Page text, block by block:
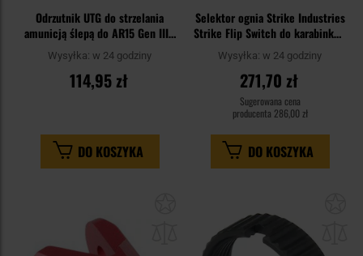
Odrzutnik UTG do strzelania
amunicją ślepą do AR15 Gen III -
Yellow
Wysyłka: w 24 godziny
114,95 zł
DO KOSZYKA
Selektor ognia Strike Industries
Strike Flip Switch do karabinków
AR - Red
Wysyłka: w 24 godziny
271,70 zł
Sugerowana cena
producenta 286,00 zł
DO KOSZYKA
schowka